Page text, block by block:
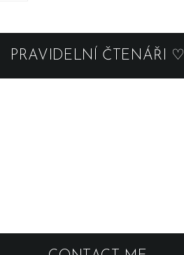
PRAVIDELNÍ ČTENÁŘI ♡